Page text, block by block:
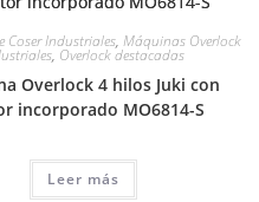
Coser Industriales,Máquinas Overlock
, Overlock destacadas
Overlock 4 hilos Juki con
incorporado MO6814-S
Leer más